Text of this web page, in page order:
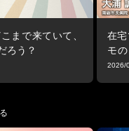
まで来ていて、
ろう？
在
モ
止ま
2026/